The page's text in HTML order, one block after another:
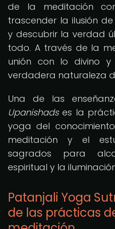
de la meditación
trascender la ilusión
y descubrir la verdad
todo. A través de la
unión con lo divino
verdadera naturaleza
Una de las
Upanishadses la
yoga del
meditación y el
sagrados para
espiritual y la
Patanjali Yoga
de las prácticas